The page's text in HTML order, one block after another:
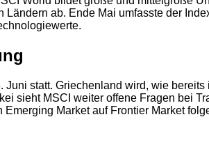
ab. Ende Mai umfasste der
statt. Griechenland wird, wie
sieht MSCI weiter offene Fragen bei
Market auf Frontier Market